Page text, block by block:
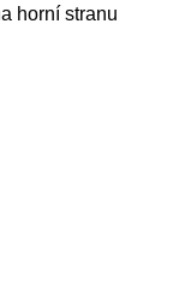
horní stranu